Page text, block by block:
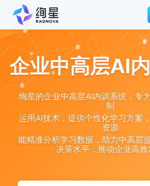
企业中高层AI
绚星的企业中高层AI内训系统，专
制
运用AI技术，提供个性化学习方案
资源
能精准分析学习数据，助力中高层
决策水平，推动企业高效